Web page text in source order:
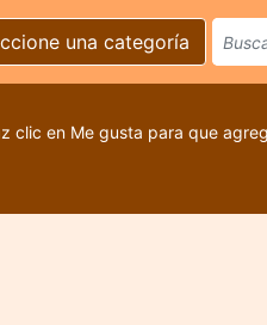
una categoría
clic en Me gusta para que